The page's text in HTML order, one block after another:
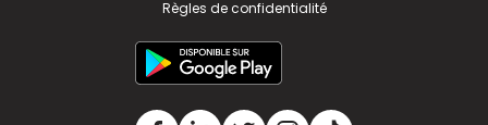
Règles de confidentialité